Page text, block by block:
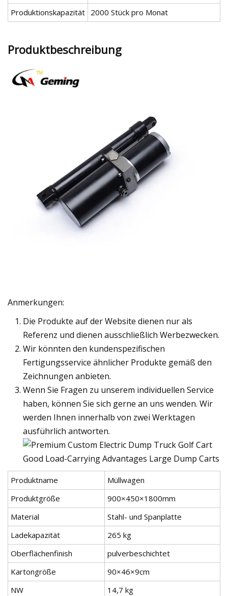
Produktionskapazität 2000 Stück pro Monat
Produktbeschreibung
Anmerkungen:
Die Produkte auf der Website dienen nur als
Referenz und dienen ausschließlich Werbezwecken.
Wir könnten den kundenspezifischen
Fertigungsservice ähnlicher Produkte gemäß den
Zeichnungen anbieten.
Wenn Sie Fragen zu unserem individuellen Service
haben, können Sie sich gerne an uns wenden. Wir
werden Ihnen innerhalb von zwei Werktagen
ausführlich antworten.
Produktname
Müllwagen
Produktgröße
900×450×1800mm
Material
Stahl- und Spanplatte
Ladekapazität
265 kg
Oberflächenfinish
pulverbeschichtet
Kartongröße
90×46×9cm
NW
14,7 kg